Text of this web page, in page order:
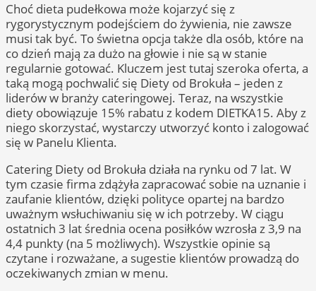
Choć dieta pudełkowa może kojarzyć się z
rygorystycznym podejściem do żywienia, nie zawsze
musi tak być. To świetna opcja także dla osób, które na
co dzień mają za dużo na głowie i nie są w stanie
regularnie gotować. Kluczem jest tutaj szeroka oferta, a
taką mogą pochwalić się Diety od Brokuła – jeden z
liderów w branży cateringowej. Teraz, na wszystkie
diety obowiązuje 15% rabatu z kodem DIETKA15. Aby z
niego skorzystać, wystarczy utworzyć konto i zalogować
się w Panelu Klienta.
Catering Diety od Brokuła działa na rynku od 7 lat. W
tym czasie firma zdążyła zapracować sobie na uznanie i
zaufanie klientów, dzięki polityce opartej na bardzo
uważnym wsłuchiwaniu się w ich potrzeby. W ciągu
ostatnich 3 lat średnia ocena posiłków wzrosła z 3,9 na
4,4 punkty (na 5 możliwych). Wszystkie opinie są
czytane i rozważane, a sugestie klientów prowadzą do
oczekiwanych zmian w menu.